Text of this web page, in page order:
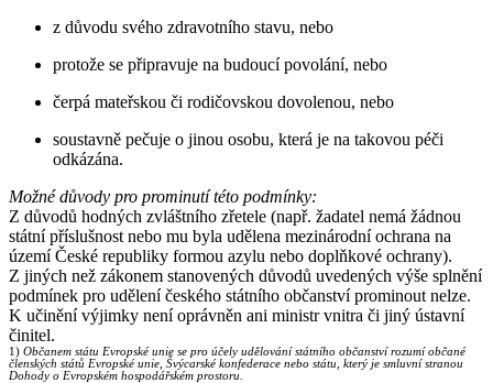
z důvodu svého zdravotního stavu, nebo
protože se připravuje na budoucí povolání, nebo
čerpá mateřskou či rodičovskou dovolenou, nebo
soustavně pečuje o jinou osobu, která je na takovou péči
odkázána.
Možné důvody pro prominutí této podmínky:
Z důvodů hodných zvláštního zřetele (např. žadatel nemá žádnou
státní příslušnost nebo mu byla udělena mezinárodní ochrana na
území České republiky formou azylu nebo doplňkové ochrany).
Z jiných než zákonem stanovených důvodů uvedených výše splnění
podmínek pro udělení českého státního občanství prominout nelze.
K učinění výjimky není oprávněn ani ministr vnitra či jiný ústavní
činitel.
1) Občanem státu Evropské unie se pro účely udělování státního občanství rozumí občané
členských států Evropské unie, Švýcarské konfederace nebo státu, který je smluvní stranou
Dohody o Evropském hospodářském prostoru.